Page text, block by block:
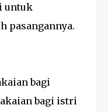
untuk
pasangannya.
bagi
bagi istri